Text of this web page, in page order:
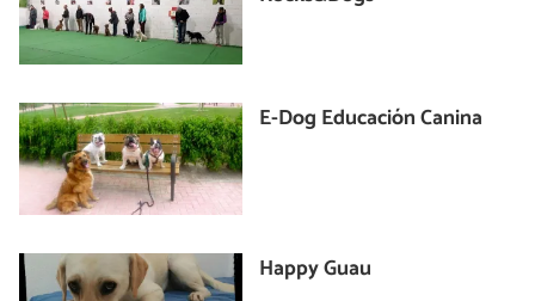
E-Dog Educación Canina
Happy Guau